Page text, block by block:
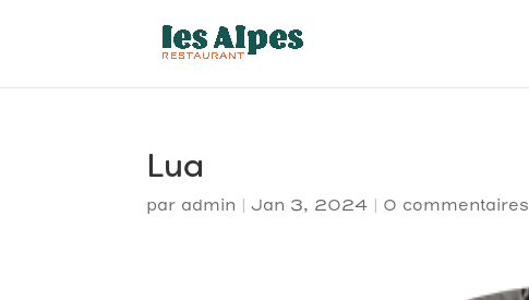
Lua
par admin |Jan 3, 2024 | 0 commentaires